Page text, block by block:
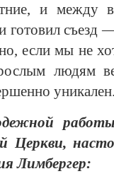
и между
готовил
если мы не
людям
Церкви,
Лимбергер: